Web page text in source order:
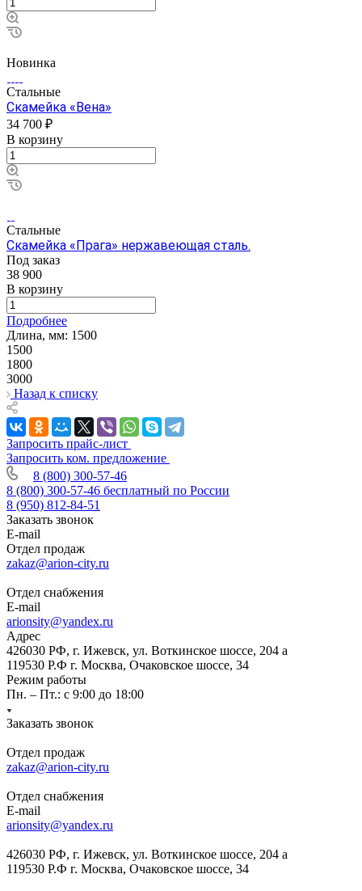
Новинка
Стальные
Скамейка «Вена»
34 700 ₽
В корзину
Стальные
Скамейка «Прага» нержавеющая сталь.
Под заказ
38 900
В корзину
Подробнее
Длина, мм: 1500
1500
1800
3000
Назад к списку
Запросить прайс-лист
Запросить ком. предложение
8 (800) 300-57-46
8 (800) 300-57-46 бесплатный по России
8 (950) 812-84-51
Заказать звонок
E-mail
Отдел продаж
zakaz@arion-city.ru
Отдел снабжения
E-mail
arionsity@yandex.ru
Адрес
426030 РФ, г. Ижевск, ул. Воткинское шоссе, 204 а
119530 Р.Ф г. Москва, Очаковское шоссе, 34
Режим работы
Пн. – Пт.: с 9:00 до 18:00
Заказать звонок
Отдел продаж
zakaz@arion-city.ru
Отдел снабжения
E-mail
arionsity@yandex.ru
426030 РФ, г. Ижевск, ул. Воткинское шоссе, 204 а
119530 Р.Ф г. Москва, Очаковское шоссе, 34